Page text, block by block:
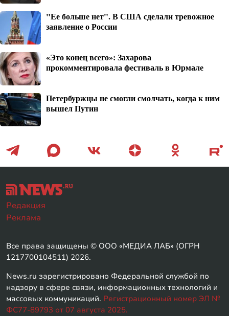
"Ее больше нет". В США сделали тревожное
заявление о России
«Это конец всего»: Захарова
прокомментировала фестиваль в Юрмале
Петербуржцы не смогли смолчать, когда к ним
вышел Путин
Редакция
Реклама
Все права защищены © ООО «МЕДИА ЛАБ» (ОГРН
1217700104511) 2026.
News.ru зарегистрировано Федеральной службой по
надзору в сфере связи, информационных технологий и
массовых коммуникаций. Регистрационный номер ЭЛ №
ФС77-89793 от 07 августа 2025.